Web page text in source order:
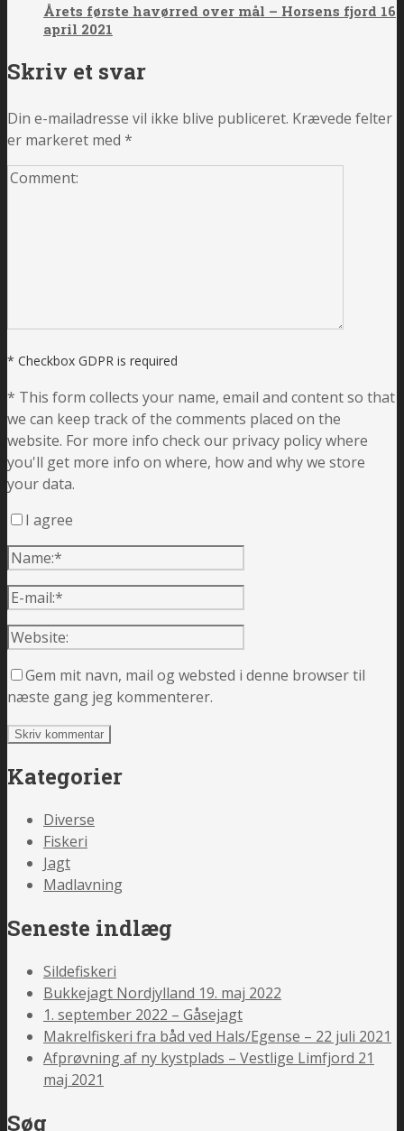
Årets første havørred over mål – Horsens fjord 16
april 2021
Skriv et svar
Din e-mailadresse vil ikke blive publiceret. Krævede felter
er markeret med *
* Checkbox GDPR is required
* This form collects your name, email and content so that
we can keep track of the comments placed on the
website. For more info check our privacy policy where
you'll get more info on where, how and why we store
your data.
I agree
Gem mit navn, mail og websted i denne browser til
næste gang jeg kommenterer.
Kategorier
Diverse
Fiskeri
Jagt
Madlavning
Seneste indlæg
Sildefiskeri
Bukkejagt Nordjylland 19. maj 2022
1. september 2022 – Gåsejagt
Makrelfiskeri fra båd ved Hals/Egense – 22 juli 2021
Afprøvning af ny kystplads – Vestlige Limfjord 21
maj 2021
Søg